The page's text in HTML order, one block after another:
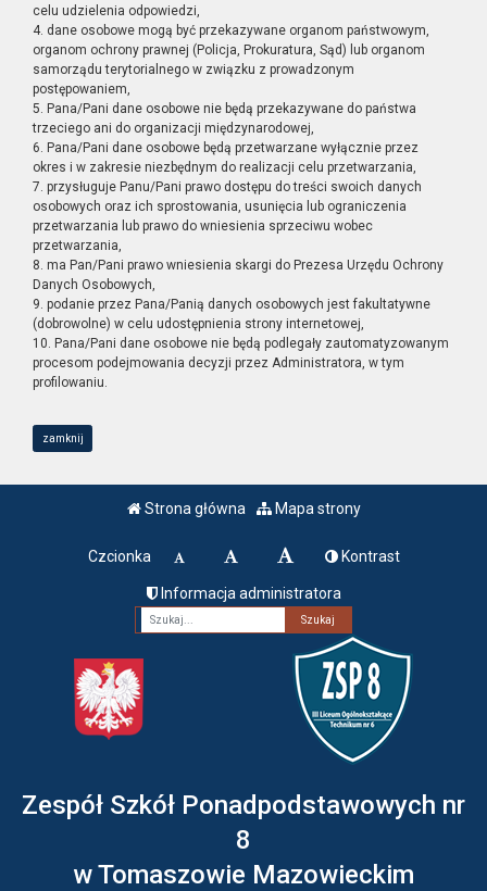
celu udzielenia odpowiedzi,
4. dane osobowe mogą być przekazywane organom państwowym,
organom ochrony prawnej (Policja, Prokuratura, Sąd) lub organom
samorządu terytorialnego w związku z prowadzonym
postępowaniem,
5. Pana/Pani dane osobowe nie będą przekazywane do państwa
trzeciego ani do organizacji międzynarodowej,
6. Pana/Pani dane osobowe będą przetwarzane wyłącznie przez
okres i w zakresie niezbędnym do realizacji celu przetwarzania,
7. przysługuje Panu/Pani prawo dostępu do treści swoich danych
osobowych oraz ich sprostowania, usunięcia lub ograniczenia
przetwarzania lub prawo do wniesienia sprzeciwu wobec
przetwarzania,
8. ma Pan/Pani prawo wniesienia skargi do Prezesa Urzędu Ochrony
Danych Osobowych,
9. podanie przez Pana/Panią danych osobowych jest fakultatywne
(dobrowolne) w celu udostępnienia strony internetowej,
10. Pana/Pani dane osobowe nie będą podlegały zautomatyzowanym
procesom podejmowania decyzji przez Administratora, w tym
profilowaniu.
zamknij
Strona główna Mapa strony
Czcionka Kontrast
Informacja administratora
Fraza
Zespół Szkół Ponadpodstawowych nr
8
w Tomaszowie Mazowieckim